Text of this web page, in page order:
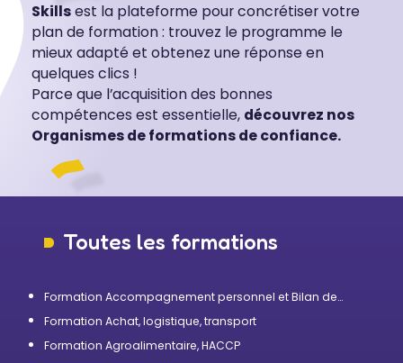
Skillsest la plateforme pour concrétiser votre
plan de formation : trouvez le programme le
mieux adapté et obtenez une réponse en
quelques clics !
Parce que l’acquisition des bonnes
compétences est essentielle, découvrez nos
Organismes de formations de confiance.
Toutes les formations
Formation Accompagnement personnel et Bilan de
Formation Achat, logistique, transport
Formation Agroalimentaire, HACCP